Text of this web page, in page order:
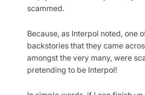
scammed.
Because, as Interpol noted, one
backstories that they came
amongst the very many, were
pretending to be Interpol!